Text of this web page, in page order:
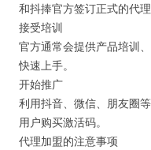
和抖捧官方签订正式的代
接受培训
官方通常会提供产品培训
快速上手。
开始推广
利用抖音、微信、朋友圈
用户购买激活码。
代理加盟的注意事项